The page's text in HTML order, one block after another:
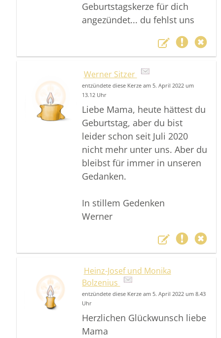
Geburtstagskerze für dich
angezündet... du fehlst uns
Werner Sitzer
entzündete diese Kerze am 5. April 2022 um
13.12 Uhr
Liebe Mama, heute hättest du
Geburtstag, aber du bist
leider schon seit Juli 2020
nicht mehr unter uns. Aber du
bleibst für immer in unseren
Gedanken.
In stillem Gedenken
Werner
Heinz-Josef und Monika
Bolzenius
entzündete diese Kerze am 5. April 2022 um 8.43
Uhr
Herzlichen Glückwunsch liebe
Mama